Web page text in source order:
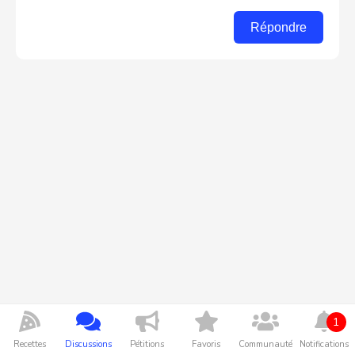
Recettes Discussions Pétitions Favoris Communauté Notifications
1
Répondre